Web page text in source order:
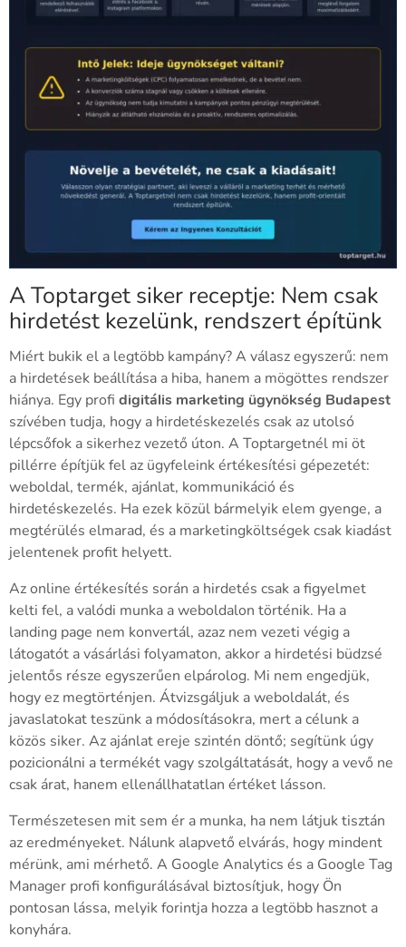
A Toptarget siker receptje: Nem csak
hirdetést kezelünk, rendszert építünk
Miért bukik el a legtöbb kampány? A válasz egyszerű: nem
a hirdetések beállítása a hiba, hanem a mögöttes rendszer
hiánya. Egy profi digitális marketing ügynökség Budapest
szívében tudja, hogy a hirdetéskezelés csak az utolsó
lépcsőfok a sikerhez vezető úton. A Toptargetnél mi öt
pillérre építjük fel az ügyfeleink értékesítési gépezetét:
weboldal, termék, ajánlat, kommunikáció és
hirdetéskezelés. Ha ezek közül bármelyik elem gyenge, a
megtérülés elmarad, és a marketingköltségek csak kiadást
jelentenek profit helyett.
Az online értékesítés során a hirdetés csak a figyelmet
kelti fel, a valódi munka a weboldalon történik. Ha a
landing page nem konvertál, azaz nem vezeti végig a
látogatót a vásárlási folyamaton, akkor a hirdetési büdzsé
jelentős része egyszerűen elpárolog. Mi nem engedjük,
hogy ez megtörténjen. Átvizsgáljuk a weboldalát, és
javaslatokat teszünk a módosításokra, mert a célunk a
közös siker. Az ajánlat ereje szintén döntő; segítünk úgy
pozicionálni a termékét vagy szolgáltatását, hogy a vevő ne
csak árat, hanem ellenállhatatlan értéket lásson.
Természetesen mit sem ér a munka, ha nem látjuk tisztán
az eredményeket. Nálunk alapvető elvárás, hogy mindent
mérünk, ami mérhető. A Google Analytics és a Google Tag
Manager profi konfigurálásával biztosítjuk, hogy Ön
pontosan lássa, melyik forintja hozza a legtöbb hasznot a
konyhára.